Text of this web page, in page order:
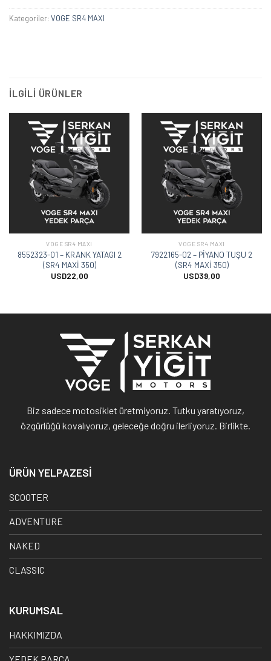
Kategoriler: VOGE SR4 MAXI
İLGILI ÜRÜNLER
VOGE SR4 MAXI
8552323-01 – KRANK YATAGI 2
(SR4 MAXİ 350)
USD22,00
VOGE SR4 MAXI
7922165-02 – PİYANO TUŞU 2
(SR4 MAXİ 350)
USD39,00
Biz sadece motosiklet üretmiyoruz. Tutku yaratıyoruz,
özgürlüğü kovalıyoruz, geleceğe doğru ilerliyoruz. Birlikte.
ÜRÜN YELPAZESİ
SCOOTER
ADVENTURE
NAKED
CLASSIC
KURUMSAL
HAKKIMIZDA
YEDEK PARÇA